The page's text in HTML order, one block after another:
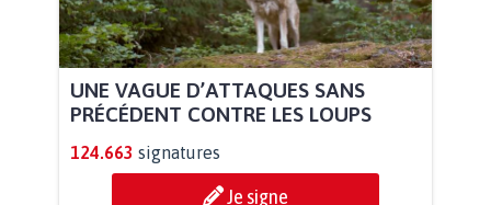
UNE VAGUE D’ATTAQUES SANS
PRÉCÉDENT CONTRE LES LOUPS
124.663 signatures
Je signe